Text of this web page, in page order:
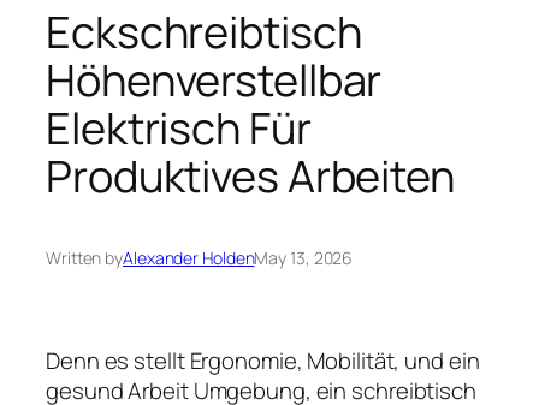
Eckschreibtisch
Höhenverstellbar
Elektrisch Für
Produktives Arbeiten
Written byAlexander HoldenMay 13, 2026
Denn es stellt Ergonomie, Mobilität, und ein
gesund Arbeit Umgebung, ein schreibtisch